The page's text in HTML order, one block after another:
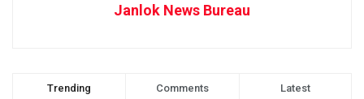
Janlok News Bureau
Trending Comments Latest